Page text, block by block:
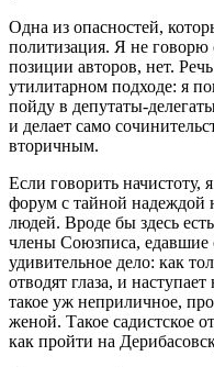
Одна из опасностей,
политизация. Я не говорю
позиции авторов, нет.
утилитарном подходе: я
пойду в депутаты-
и делает само
вторичным.
Если говорить начистоту,
форум с тайной надеждой
людей. Вроде бы здесь
члены Союзписа, едавшие
удивительное дело: как
отводят глаза, и
такое уж неприличное,
женой. Такое садистское
как пройти на